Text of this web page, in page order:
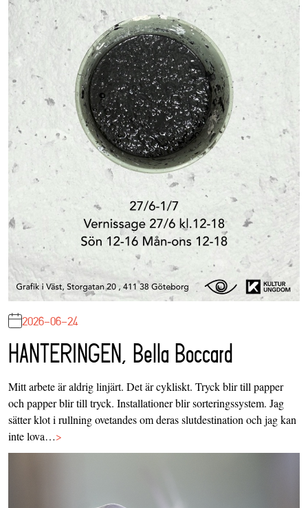
2026-06-24
HANTERINGEN, Bella Boccard
Mitt arbete är aldrig linjärt. Det är cykliskt. Tryck blir till papper
och papper blir till tryck. Installationer blir sorteringssystem. Jag
sätter klot i rullning ovetandes om deras slutdestination och jag kan
inte lova…>